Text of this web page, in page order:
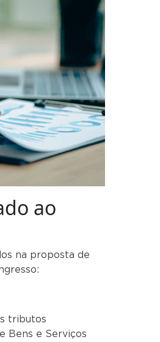
ao
na proposta de
tributos
Bens e Serviços